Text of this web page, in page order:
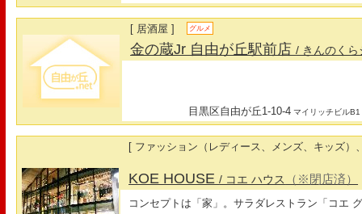
[ 居酒屋 ] グルメ
金の蔵Jr 自由が丘駅前店/ きんのくら
目黒区自由が丘1-10-4 マイリッチビルB1
[ ファッション（レディース、メンズ、キッズ）
KOE HOUSE/ コエ ハウス （※閉店済）
コンセプトは「家」。サラダレストラン「コエ